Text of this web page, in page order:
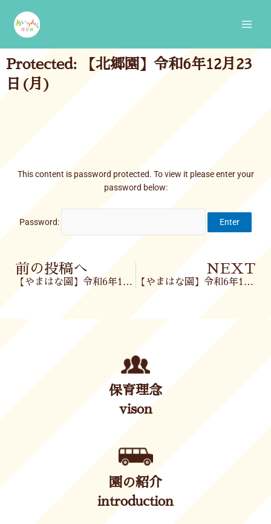
content
Protected: 【北郷園】令和6年12月23
日(月)
This content is password protected. To view it please enter your
password below:
Password:
Prev
前の投稿へ
【やまはな園】令和6年12月23日(月)
NEXT
【やまはな園】令和6年12月24日(火)
保育理念
vison
園の紹介
introduction